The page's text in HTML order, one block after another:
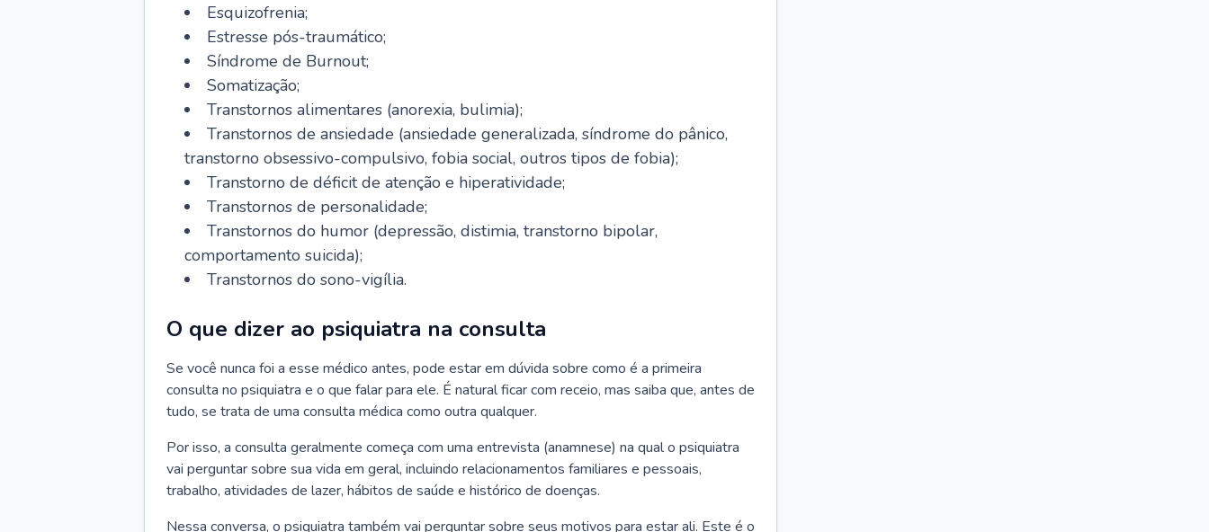
Esquizofrenia;
Estresse pós-traumático;
Síndrome de Burnout;
Somatização;
Transtornos alimentares (anorexia, bulimia);
Transtornos de ansiedade (ansiedade generalizada, síndrome do pânico,
transtorno obsessivo-compulsivo, fobia social, outros tipos de fobia);
Transtorno de déficit de atenção e hiperatividade;
Transtornos de personalidade;
Transtornos do humor (depressão, distimia, transtorno bipolar,
comportamento suicida);
Transtornos do sono-vigília.
O que dizer ao psiquiatra na consulta
Se você nunca foi a esse médico antes, pode estar em dúvida sobre como é a primeira
consulta no psiquiatra e o que falar para ele. É natural ficar com receio, mas saiba que, antes de
tudo, se trata de uma consulta médica como outra qualquer.
Por isso, a consulta geralmente começa com uma entrevista (anamnese) na qual o psiquiatra
vai perguntar sobre sua vida em geral, incluindo relacionamentos familiares e pessoais,
trabalho, atividades de lazer, hábitos de saúde e histórico de doenças.
Nessa conversa, o psiquiatra também vai perguntar sobre seus motivos para estar ali. Este é o